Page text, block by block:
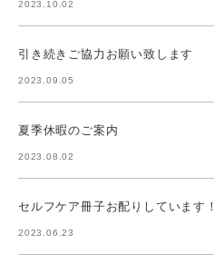
2023.10.02
引き続きご協力お願い致します
2023.09.05
夏季休暇のご案内
2023.08.02
セルフケア冊子お配りしています！
2023.06.23